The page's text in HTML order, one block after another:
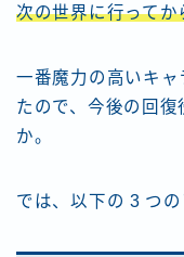
次の世界に行って
一番魔力の高いキ
たので、今後の回
か。
では、以下の 3 つの